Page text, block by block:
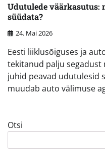
Udutulede
süüdata?
24. Mai 2026
Eesti liiklusõiguses ja
tekitanud palju segadust
juhid peavad udutulesid
muudab auto välimuse
Otsi